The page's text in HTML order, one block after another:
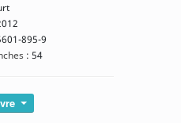
895-9
: 54